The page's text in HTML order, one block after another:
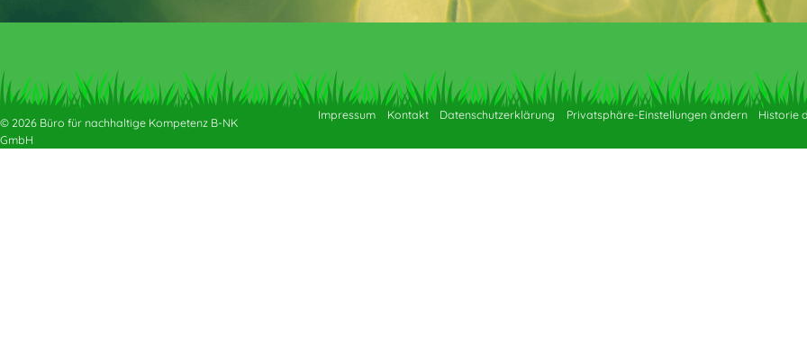
© 2026 Büro für nachhaltige Kompetenz B-NK
GmbH
Impressum Kontakt Datenschutzerklärung Privatsphäre-Einstellungen ändern
Historie